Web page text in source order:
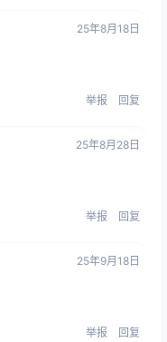
25年8月18日
举报 回复
25年8月28日
举报 回复
25年9月18日
举报 回复